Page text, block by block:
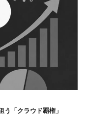
「クラウド覇権」